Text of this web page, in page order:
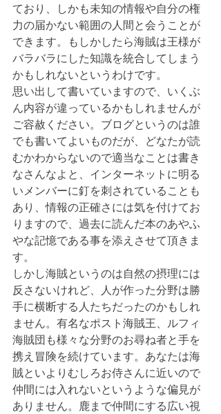
ており、しかも未知の情報や自分の権
力の届かない範囲の人間と会うことが
できます。もしかしたら海賊は王様が
バラバラにした知識を統合してしまう
かもしれないというわけです。
思い出して書いていますので、いくぶ
ん内容が違っているかもしれませんが
ご容赦ください。ブログというのは誰
でも書いてよいものだが、どなたが読
むかわからないので適当なことは書き
なさんなよと、インターネットに明る
いメンバーに釘を刺されていることも
あり、情報の正確さには気を付けてお
りますので、過去に読んだ本のあやふ
やな記憶である事を添えさせて頂きま
す。
しかし海賊というのは自然の摂理には
反さないけれど、人が作った分野は勝
手に横断する人たちだったのかもしれ
ません。有名なポスト海賊王、ルフィ
海賊団も様々な分野のお尋ね者と手を
携え冒険を続けています。あなたは海
賊といよりむしろお侍さんに近いので
仲間には入れないというような偏見が
ありません。鹿まで仲間にする広い視